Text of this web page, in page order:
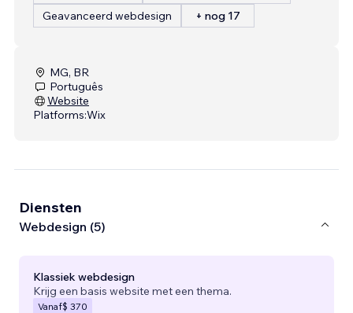
Geavanceerd webdesign
+ nog 17
MG, BR
Português
Website
Platforms:Wix
Diensten
Webdesign (5)
Klassiek webdesign
Krijg een basis website met een thema.
Vanaf$ 370